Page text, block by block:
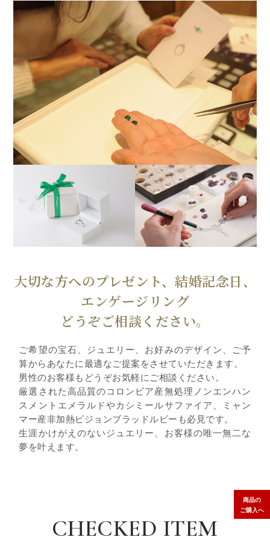
大切な方へのプレゼント、結婚記念日、
エンゲージリング
どうぞご相談ください。
ご希望の宝石、ジュエリー、お好みのデザイン、ご予
算からあなたに最適なご提案をさせていただきます。
男性のお客様もどうぞお気軽にご相談ください。
厳選された高品質のコロンビア産無処理ノンエンハン
スメントエメラルドやカシミールサファイア、ミャン
マー産非加熱ピジョンブラッドルビーも必見です。
生涯かけがえのないジュエリー、お客様の唯一無二な
夢を叶えます。
商品の
ご購入へ
CHECKED ITEM